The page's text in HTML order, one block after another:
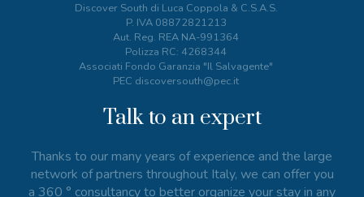
Discover South di Luca Coppola & C.S.A.S.
P. IVA 08872821213
Aut. Reg. REA NA-991364
Polizza RC: 4268344
Associati Fondo Garanzia "Il Salvagente"
PEC discoversouth@pec.it
Talk to an expert
Thanks to our many years of experience and the large
network of partners throughout Italy, we can offer you
a 360 ° consultancy to better organize your stay in any